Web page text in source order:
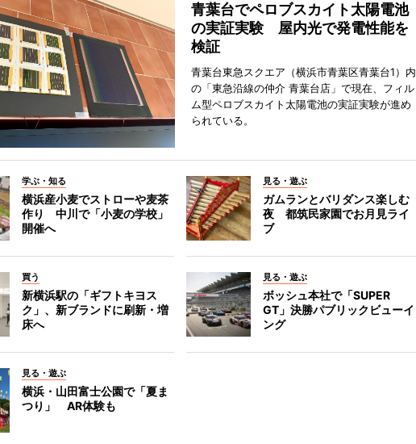
青葉台でペロブスカイト太陽電池
の実証実験 屋内光で発電性能を
検証
青葉台東急スクエア（横浜市青葉区青葉台1）内
の「東急沿線の仲介 青葉台店」で現在、フィル
ム型ペロブスカイト太陽電池の実証実験が進め
られている。
学ぶ・知る
横浜産小麦でストローや麦茶
作り 中川で「小麦の学校」
開催へ
見る・遊ぶ
ガムランとバリダンス楽しむ
夜 都筑民家園でお月見ライ
ブ
買う
新横浜駅の「ギフトキヨス
ク」、新ブランドに刷新・増
床へ
見る・遊ぶ
ボッシュ本社で「SUPER
GT」決勝パブリックビューイ
ング
見る・遊ぶ
横浜・山田富士公園で「夏ま
つり」 AR体験も